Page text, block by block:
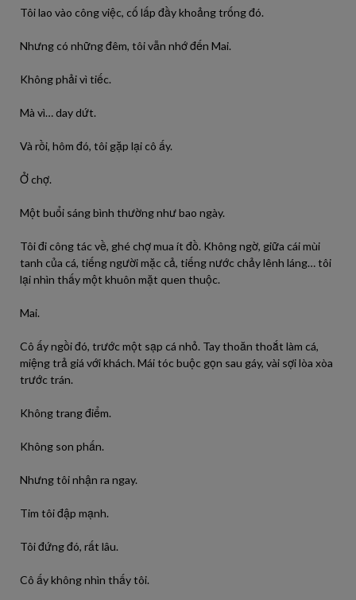
Tôi lao vào công việc, cố lấp đầy khoảng trống đó.
Nhưng có những đêm, tôi vẫn nhớ đến Mai.
Không phải vì tiếc.
Mà vì… day dứt.
Và rồi, hôm đó, tôi gặp lại cô ấy.
Ở chợ.
Một buổi sáng bình thường như bao ngày.
Tôi đi công tác về, ghé chợ mua ít đồ. Không ngờ, giữa cái mùi
tanh của cá, tiếng người mặc cả, tiếng nước chảy lênh láng… tôi
lại nhìn thấy một khuôn mặt quen thuộc.
Mai.
Cô ấy ngồi đó, trước một sạp cá nhỏ. Tay thoăn thoắt làm cá,
miệng trả giá với khách. Mái tóc buộc gọn sau gáy, vài sợi lòa xòa
trước trán.
Không trang điểm.
Không son phấn.
Nhưng tôi nhận ra ngay.
Tim tôi đập mạnh.
Tôi đứng đó, rất lâu.
Cô ấy không nhìn thấy tôi.